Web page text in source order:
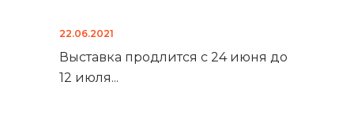
22.06.2021
Выставка продлится с 24 июня до
12 июля...